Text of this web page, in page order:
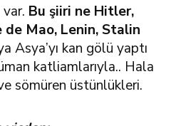
Bu şiiri ne Hitler,
Mao, Lenin, Stalin
Asya’yı kan gölü yaptı
katliamlarıyla.. Hala
sömüren üstünlükleri.